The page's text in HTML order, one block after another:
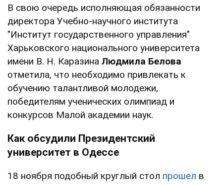
В свою очередь исполняющая обязанности
директора Учебно-научного института
"Институт государственного управления"
Харьковского национального университета
имени В. Н. Каразина Людмила Белова
отметила, что необходимо привлекать к
обучению талантливой молодежи,
победителям ученических олимпиад и
конкурсов Малой академии наук.
Как обсудили Президентский
университет в Одессе
18 ноября подобный круглый стол прошел в